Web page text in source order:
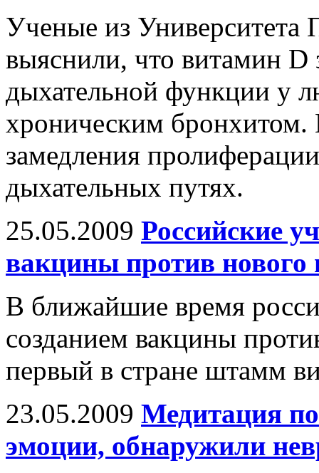
Ученые из
выяснили, что витамин D
дыхательной функции у
хроническим бронхитом.
замедления
дыхательных путях.
25.05.2009 Российские
вакцины против нового
В ближайшие время
созданием вакцины
первый в стране штамм
23.05.2009 Медитация
эмоции, обнаружили